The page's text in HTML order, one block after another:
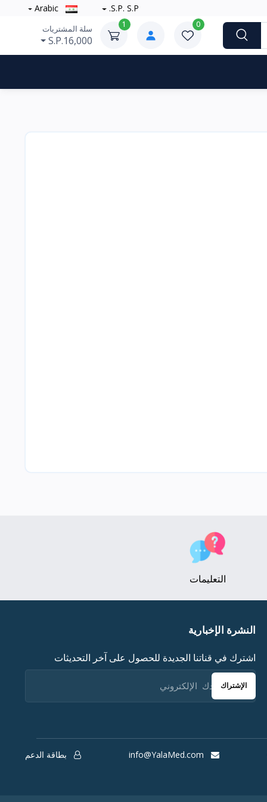
S.P. S.P.
0
1 سلة المشتريات
S.P.16,000
التعليمات
النشرة الإخبارية
اشترك في قناتنا الجديدة للحصول على آخر التحديثات
الإشتراك
بطاقة الدعم